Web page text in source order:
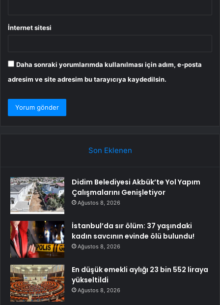
İnternet sitesi
Daha sonraki yorumlarımda kullanılması için adım, e-posta
adresim ve site adresim bu tarayıcıya kaydedilsin.
Son Eklenen
Didim Belediyesi Akbük’te Yol Yapım
Çalışmalarını Genişletiyor
Ağustos 8, 2026
İstanbul’da sır ölüm: 37 yaşındaki
kadın savcının evinde ölü bulundu!
Ağustos 8, 2026
En düşük emekli aylığı 23 bin 552 liraya
yükseltildi
Ağustos 8, 2026